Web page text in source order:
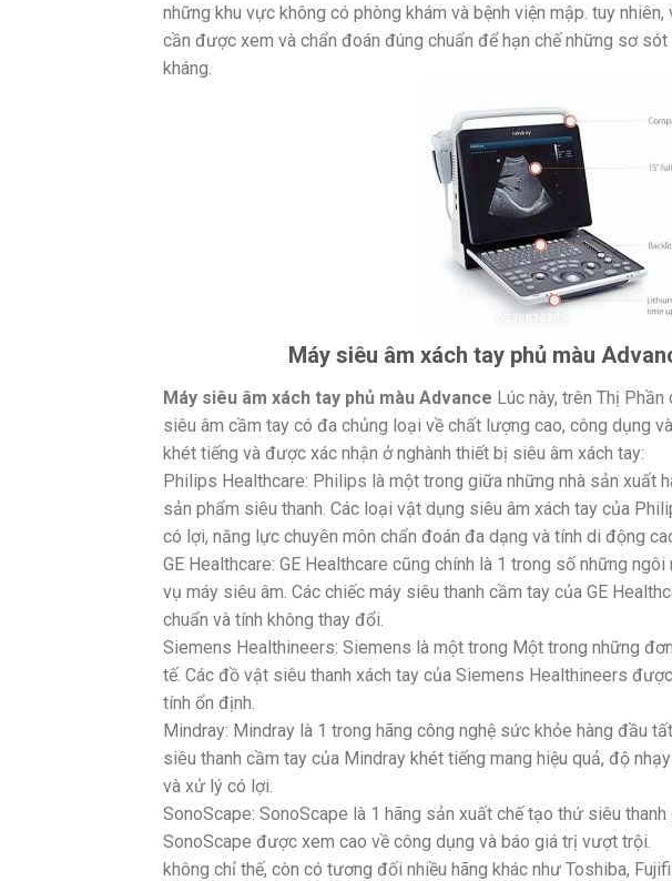
những khu vực không có phòng khám và bệnh viện mập. tuy
cần được xem và chẩn đoán đúng chuẩn để hạn chế những sơ
kháng.
Máy siêu âm xách tay phủ màu
Máy siêu âm xách tay phủ màu Advance Lúc này, trên Thị
siêu âm cầm tay có đa chủng loại về chất lượng cao, công dụng
khét tiếng và được xác nhận ở nghành thiết bị siêu âm xách tay:
Philips Healthcare: Philips là một trong giữa những nhà sản xuất
sản phẩm siêu thanh. Các loại vật dụng siêu âm xách tay của
có lợi, năng lực chuyên môn chẩn đoán đa dạng và tính di động
GE Healthcare: GE Healthcare cũng chính là 1 trong số những
vụ máy siêu âm. Các chiếc máy siêu thanh cầm tay của GE
chuẩn và tính không thay đổi.
Siemens Healthineers: Siemens là một trong Một trong những
tế. Các đồ vật siêu thanh xách tay của Siemens Healthineers
tính ổn định.
Mindray: Mindray là 1 trong hãng công nghệ sức khỏe hàng đầu
siêu thanh cầm tay của Mindray khét tiếng mang hiệu quả, độ
và xử lý có lợi.
SonoScape: SonoScape là 1 hãng sản xuất chế tạo thứ siêu
SonoScape được xem cao về công dụng và báo giá trị vượt trội.
không chỉ thế, còn có tương đối nhiều hãng khác như Toshiba,